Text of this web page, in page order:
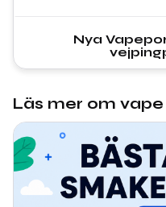
Nya
Läs mer om